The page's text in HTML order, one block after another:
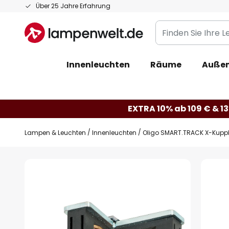
Über 25 Jahre Erfahrung
Zum
springen
Finden
Sie
Leuchte...
Innenleuchten Räume
EXTRA 10% ab 109 € &
Lampen & Leuchten Innenleuchten Oligo SMART.TRACK X-